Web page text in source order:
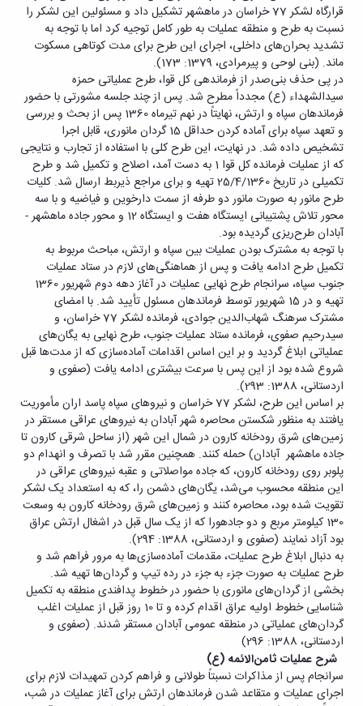
قرارگاه لشکر 77 خراسان در ماهشهر تشکیل داد و مسئولین این لشکر را
نسبت به طرح و منطقه عملیات به طور کامل توجیه کرد اما با توجه به
تشدید بحرا‌ن‌های داخلی، اجرای این طرح برای مدت کوتاهی مسکوت
ماند. (بنی لوحی و پیرمرادی، 1379: 173).
در پی حذف بنی‌صدر از فرماندهی کل قوا، طرح عملیاتی حمزه
سیدالشهداء (ع) مجدداً مطرح شد. پس از چند جلسه مشورتی با حضور
فرماندهان سپاه و ارتش، نهایتاً در نهم تیرماه 1360 پس از بحث و بررسی
و تعهد سپاه برای آماده کردن حداقل 15 گردان مانوری، قابل اجرا
تشخیص داده شد. در نهایت، این طرح کلی با استفاده از تجارب و نتایجی
که از عملیات فرمانده کل قوا 1 به دست آمد، اصلاح و تکمیل شد و طرح
تکمیلی در تاریخ 25/4/1360 تهیه و برای مراجع ذیربط ارسال شد. کلیات
طرح مانور به صورت مانور دو طرفه از سمت دارخوین و فیاضیه و با سه
محور تلاش پشتیبانی ایستگاه هفت و ایستگاه 12 و محور جاده ماهشهر -
آبادان طرح‌ریزی گردیده بود.
با توجه به مشترک بودن عملیات بین سپاه و ارتش، مباحث مربوط به
تکمیل طرح ادامه یافت و پس از هماهنگی‌های لازم در ستاد عملیات
جنوب سپاه، سرانجام طرح نهایی عملیات در آغاز دهه دوم شهریور 1360
تهیه و در 15 شهریور توسط فرماندهان مسئول تأیید شد. با امضای
مشترک سرهنگ شهاب‌الدین جوادی، فرمانده لشکر 77 خراسان، و
سیدرحیم صفوی، فرمانده ستاد عملیات جنوب، طرح نهایی به یگان‌های
عملیاتی ابلاغ گردید و بر این اساس اقدامات آماده‌سازی که از مدت‌ها قبل
شروع شده بود از این پس با سرعت بیشتری ادامه یافت (صفوی و
اردستانی، 1388: 293).
بر اساس این طرح، لشکر 77 خراسان و نیروهای سپاه پاسد اران مأموریت
یافتند به منظور شکستن محاصره شهر آبادان به نیروهای عراقی مستقر در
زمین‌های شرق رودخانه کارون در شمال این شهر (از ساحل شرقی کارون تا
جاده ماهشهر آبادان) حمله کنند. همچنین مقرر شد با تصرف و انهدام دو
پلوبر روی رودخانه کارون، که جاده مواصلاتی و عقبه نیروهای عراقی در
این منطقه محسوب می‌شد، یگان‌های دشمن را، که به استعداد یک لشکر
تقویت شده بود، محاصره کنند و زمین‌های شرق رودخانه کارون به وسعت
130 کیلومتر مربع و دو جادهورا که از یک سال قبل در اشغال ارتش عراق
بود آزاد نمایند (صفوی و اردستانی، 1388: 294).
به دنبال ابلاغ طرح عملیات، مقدمات آماده‌سازی‌ها به مرور فراهم شد و
طرح عملیات به صورت جزء به جزء در رده تیپ و گردان‌ها تهیه شد.
بخشی از گردان‌های مانوری با حضور در خطوط پدافندی منطقه به تکمیل
شناسایی خطوط اولیه عراق اقدام کرده و تا 10 روز قبل از عملیات اغلب
گردان‌های عملیاتی در منطقه عمومی آبادان مستقر شدند. (صفوی و
اردستانی، 1388: 296)
شرح عملیات ثامن‌الائمه (ع)
سرانجام پس از مذاکرات نسبتاً طولانی و فراهم کردن تمهیدات لازم برای
اجرای عملیات و متقاعد شدن فرماندهان ارتش برای آغاز عملیات در شب،